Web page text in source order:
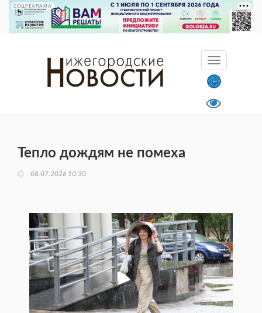
СОЦРЕКЛАМА
Тепло дождям не помеха
08.07.2026 10:30